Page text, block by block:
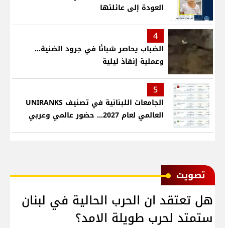
العودة إلى عائلتها
4
الضباب يحاصر شبانًا في جرود الضنية...
وعملية إنقاذ ليلية
5
الجامعات اللبنانية في تصنيف UNIRANKS
العالمي لعام 2027... حضور عالمي وعربي
ﺗﺼﻮﻳﺖ
هل تعتقد ان الحرب الحالية في لبنان
ستمتد لحرب طويلة الامد؟